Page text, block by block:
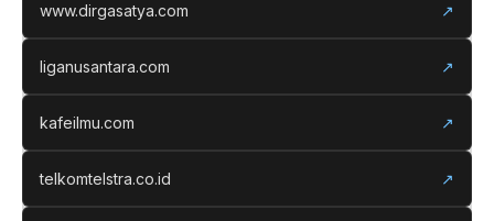
www.dirgasatya.com ↗
liganusantara.com ↗
kafeilmu.com ↗
telkomtelstra.co.id ↗